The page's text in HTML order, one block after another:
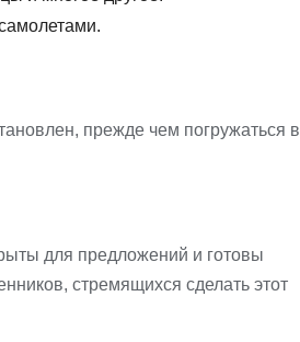
прежде чем погружаться в
для предложений и готовы
стремящихся сделать этот